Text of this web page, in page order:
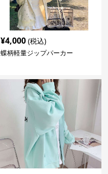
¥4,000 (税込)
蝶柄軽量ジップパーカー